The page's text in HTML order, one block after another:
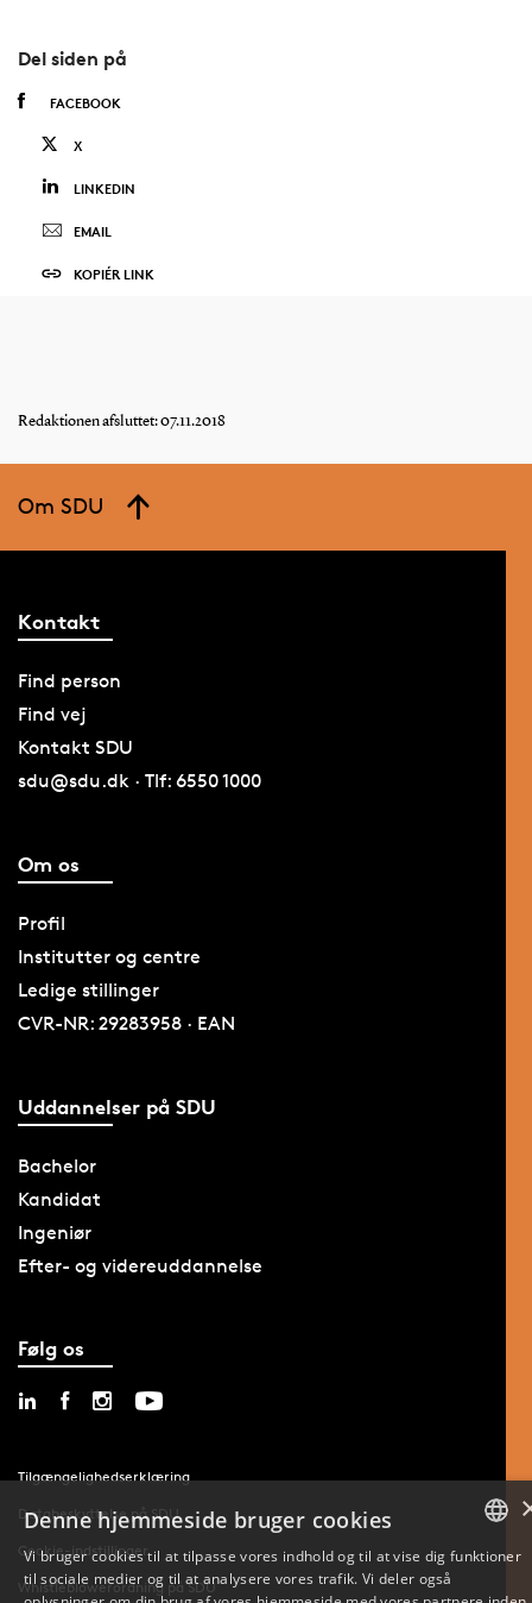
Del siden på
FACEBOOK
X
LINKEDIN
EMAIL
KOPIÉR LINK
Redaktionen afsluttet: 07.11.2018
Om SDU
Kontakt
Find person
Find vej
Kontakt SDU
sdu@sdu.dk · Tlf: 6550 1000
Om os
Profil
Institutter og centre
Ledige stillinger
CVR-NR: 29283958 · EAN
Uddannelser på SDU
Bachelor
Kandidat
Ingeniør
Efter- og videreuddannelse
Følg os
Tilgængelighedserklæring
Databeskyttelse på SDU
Cookie-indstillinger
Whistleblowerordning på SDU
Denne hjemmeside bruger cookies
Vi bruger cookies til at tilpasse vores indhold og til at vise dig funktioner
til sociale medier og til at analysere vores trafik. Vi deler også